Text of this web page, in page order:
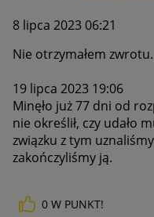
8 lipca 2023 06:21
Nie otrzymałem zwrotu.
19 lipca 2023 19:06
Minęło już 77 dni od
nie określił, czy udało
związku z tym
zakończyliśmy ją.
0 W PUNKT!